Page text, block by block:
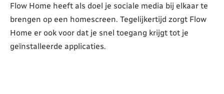
Flow Home heeft als doel je sociale media bij elkaar te
brengen op een homescreen. Tegelijkertijd zorgt Flow
Home er ook voor dat je snel toegang krijgt tot je
geïnstalleerde applicaties.